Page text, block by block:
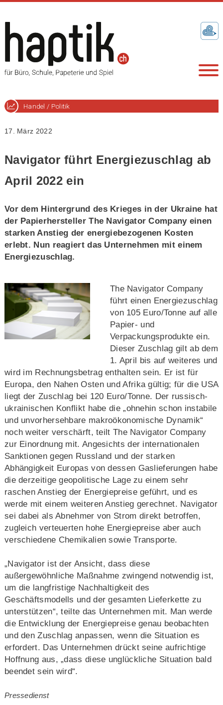
Handel / Politik
17. März 2022
Navigator führt Energiezuschlag ab
April 2022 ein
Vor dem Hintergrund des Krieges in der Ukraine hat
der Papierhersteller The Navigator Company einen
starken Anstieg der energiebezogenen Kosten
erlebt. Nun reagiert das Unternehmen mit einem
Energiezuschlag.
The Navigator Company
führt einen Energiezuschlag
von 105 Euro/Tonne auf alle
Papier- und
Verpackungsprodukte ein.
Dieser Zuschlag gilt ab dem
1. April bis auf weiteres und
wird im Rechnungsbetrag enthalten sein. Er ist für
Europa, den Nahen Osten und Afrika gültig; für die USA
liegt der Zuschlag bei 120 Euro/Tonne. Der russisch-
ukrainischen Konflikt habe die „ohnehin schon instabile
und unvorhersehbare makroökonomische Dynamik“
noch weiter verschärft, teilt The Navigator Company
zur Einordnung mit. Angesichts der internationalen
Sanktionen gegen Russland und der starken
Abhängigkeit Europas von dessen Gaslieferungen habe
die derzeitige geopolitische Lage zu einem sehr
raschen Anstieg der Energiepreise geführt, und es
werde mit einem weiteren Anstieg gerechnet. Navigator
sei dabei als Abnehmer von Strom direkt betroffen,
zugleich verteuerten hohe Energiepreise aber auch
verschiedene Chemikalien sowie Transporte.
„Navigator ist der Ansicht, dass diese
außergewöhnliche Maßnahme zwingend notwendig ist,
um die langfristige Nachhaltigkeit des
Geschäftsmodells und der gesamten Lieferkette zu
unterstützen“, teilte das Unternehmen mit. Man werde
die Entwicklung der Energiepreise genau beobachten
und den Zuschlag anpassen, wenn die Situation es
erfordert. Das Unternehmen drückt seine aufrichtige
Hoffnung aus, „dass diese unglückliche Situation bald
beendet sein wird“.
Pressedienst